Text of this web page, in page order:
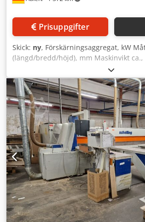
80m/min Hastighet matning tillbaka
lyftbord hydrauliskt längdxbredd
4100x2600mm Max stapelvikt 6500 kg
1060mm Max stapellängdxbredd
gaffeltruck 4 st, avstånd i mitt
300mm Rullbana driven för paket
till lyftbord vänster 5600x2600mm max
Dsdpfx Anstk It Sogsck Rullbana
frekvensstyrd inmatning till lyftbord
max belastnning 6500kg Urtag för
mitt 900mm, bredd på urtag 400mm 2
positioneringsanslag med rulle för
Ljusridå (dubbelstrålig) för
inmatning med pusher inmatningsdjup
frilöpande ployamidrullar
Inmatningsstyrning tvåbanig
härdade precisionsstyrningar
Inmatningsvagn (pusher) kuggstång
beröringslöst mätsystem Gripper,
Prisuppgifter
Skick: ny, Förskärningsaggregat, kW
(längd/bredd/höjd), mm Maskinvikt ca.,
MasterSaw Robust tryckbalksåg med
Tillverkarbeskrivning: ----- MasterSaw
följande utrustningsfunktioner: -
Höjdreglerad tryckbalk - Styrt
luftkuddebord, mittersta borden
utmatningsrullar vid bordens ändar -
huvudsågsmotor (MS 430 L: 18,5 kW) -
Förskärningsaggregat som kan
vertikalt från operatörspanelen -
snabbväxlingssystem för sågbladsbyte
returhastighet 110 m/min,
m/min - Skjutvagnens returhastighet
Maskinvikt 6 t respektive 6,8 t - 8
dubbelfingerklämmor som standard -
sidoinriktare - Intuitiv maskinmjukvara